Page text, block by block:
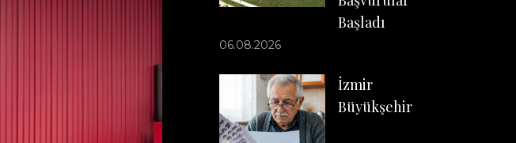
Başladı
06.08.2026
İzmir
Büyükşehir